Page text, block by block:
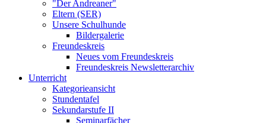
"Der Andreaner"
Eltern (SER)
Unsere Schulhunde
Bildergalerie
Freundeskreis
Neues vom Freundeskreis
Freundeskreis Newsletterarchiv
Unterricht
Kategorieansicht
Stundentafel
Sekundarstufe II
Seminarfächer